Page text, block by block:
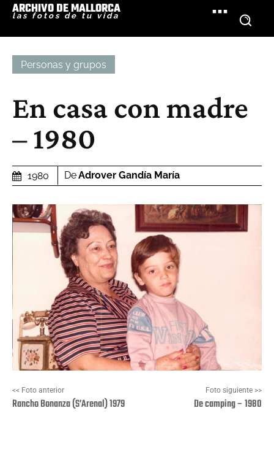
ARCHIVO DE MALLORCA
las fotos de tu vida
Personas y grupos
En casa con madre
– 1980
1980 DeAdrover Gandía María
<< Foto anterior
Rancho Bonanza (S’Arenal) 1979
Foto siguiente >>
De camping – 1980